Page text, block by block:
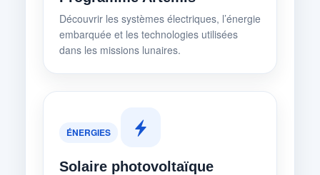
Découvrir les systèmes électriques, l’énergie
embarquée et les technologies utilisées
dans les missions lunaires.
ÉNERGIES
Solaire photovoltaïque